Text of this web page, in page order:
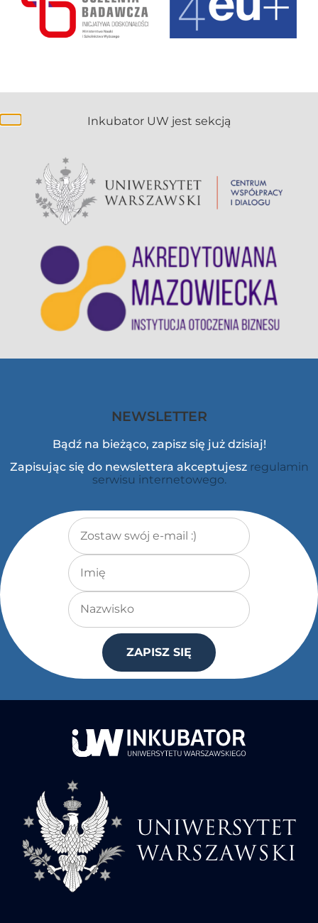
NEWSLETTER
Bądź na bieżąco, zapisz się już dzisiaj!
Zapisując się do newslettera akceptujesz regulamin
serwisu internetowego.
Adres e-mail*
Imię
Nazwisko
ZAPISZ SIĘ